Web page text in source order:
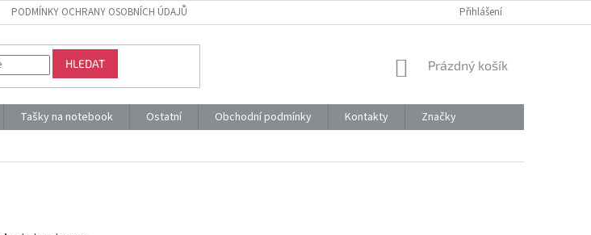
PODMÍNKY OCHRANY OSOBNÍCH ÚDAJŮ Přihlášení
HLEDAT
NÁKUPNÍ
Prázdný košík
Tašky na notebook Ostatní Obchodní podmínky Kontakty
Značky